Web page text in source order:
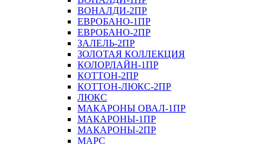
ВОНАЛДИ-2ПР
ЕВРОБАНО-1ПР
ЕВРОБАНО-2ПР
ЗАЛЕЛЬ-2ПР
ЗОЛОТАЯ КОЛЛЕКЦИЯ
КОЛОРЛАЙН-1ПР
КОТТОН-2ПР
КОТТОН-ЛЮКС-2ПР
ЛЮКС
МАКАРОНЫ ОВАЛ-1ПР
МАКАРОНЫ-1ПР
МАКАРОНЫ-2ПР
МАРС